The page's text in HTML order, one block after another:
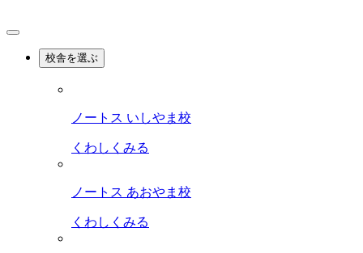
校舎を選ぶ
ノートス いしやま校
くわしくみる
ノートス あおやま校
くわしくみる